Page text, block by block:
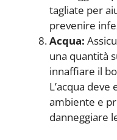
tagliate per
prevenire
Acqua:
una quantità
innaffiare il
L’acqua
ambiente e
danneggiare